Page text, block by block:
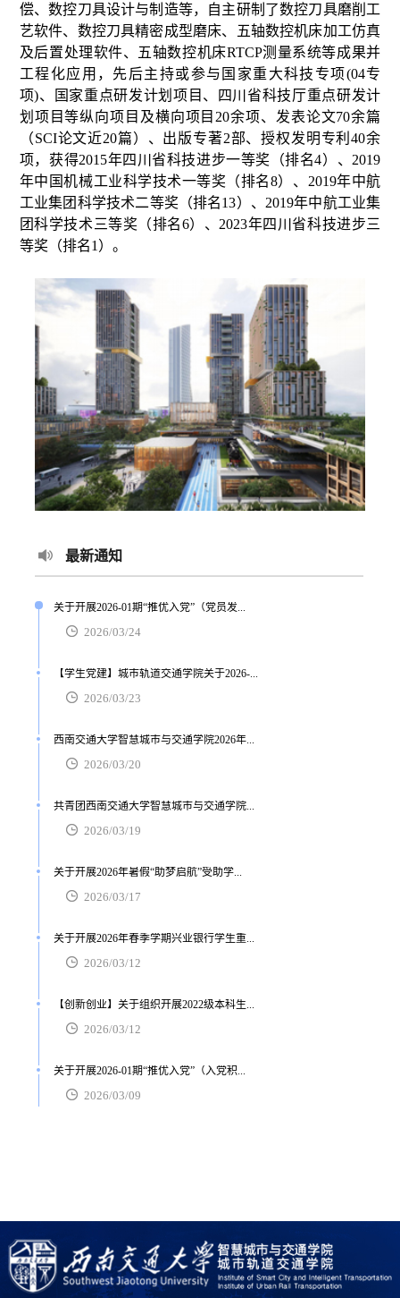
偿、数控刀具设计与制造等，自主研制了数控刀具磨削工
艺软件、数控刀具精密成型磨床、五轴数控机床加工仿真
及后置处理软件、五轴数控机床RTCP测量系统等成果并
工程化应用，先后主持或参与国家重大科技专项(04专
项)、国家重点研发计划项目、四川省科技厅重点研发计
划项目等纵向项目及横向项目20余项、发表论文70余篇
（SCI论文近20篇）、出版专著2部、授权发明专利40余
项，获得2015年四川省科技进步一等奖（排名4）、2019
年中国机械工业科学技术一等奖（排名8）、2019年中航
工业集团科学技术二等奖（排名13）、2019年中航工业集
团科学技术三等奖（排名6）、2023年四川省科技进步三
等奖（排名1）。
最新通知
关于开展2026-01期“推优入党”（党员发...
2026/03/24
【学生党建】城市轨道交通学院关于2026-...
2026/03/23
西南交通大学智慧城市与交通学院2026年...
2026/03/20
共青团西南交通大学智慧城市与交通学院...
2026/03/19
关于开展2026年暑假“助梦启航”受助学...
2026/03/17
关于开展2026年春季学期兴业银行学生重...
2026/03/12
【创新创业】关于组织开展2022级本科生...
2026/03/12
关于开展2026-01期“推优入党”（入党积...
2026/03/09